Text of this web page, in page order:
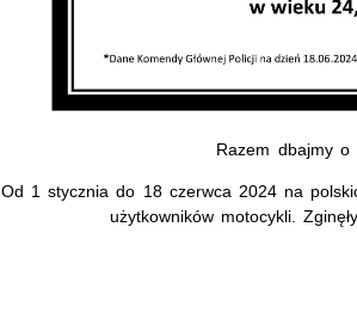
Razem dbajmy o
Od 1 stycznia do 18 czerwca 2024 na
użytkowników motocykli.